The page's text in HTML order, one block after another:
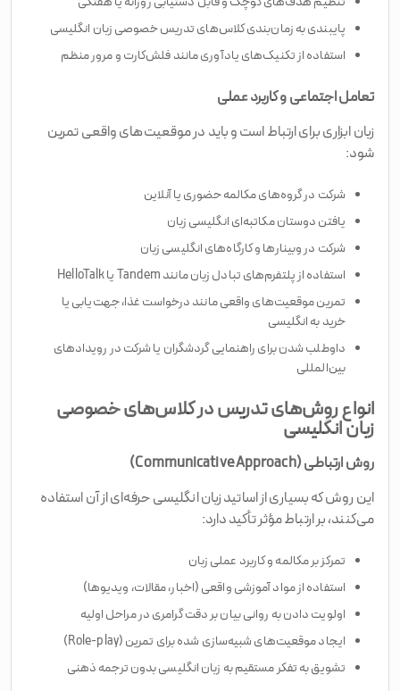
پایبندی به زمان‌بندی کلاس‌های تدریس خصوصی زبان انگلیسی
استفاده از تکنیک‌های یادآوری مانند فلش‌کارت و مرور منظم
تعامل اجتماعی و کاربرد عملی
زبان ابزاری برای ارتباط است و باید در موقعیت‌های واقعی تمرین
شود:
شرکت در گروه‌های مکالمه حضوری یا آنلاین
یافتن دوستان مکاتبه‌ای انگلیسی زبان
شرکت در وبینارها و کارگاه‌های انگلیسی زبان
استفاده از پلتفرم‌های تبادل زبان مانند Tandem یا HelloTalk
تمرین موقعیت‌های واقعی مانند درخواست غذا، جهت‌یابی یا
خرید به انگلیسی
داوطلب شدن برای راهنمایی گردشگران یا شرکت در رویدادهای
بین‌المللی
انواع روش‌های تدریس در کلاس‌های خصوصی
زبان انگلیسی
روش ارتباطی (Communicative Approach)
این روش که بسیاری از اساتید زبان انگلیسی حرفه‌ای از آن استفاده
می‌کنند، بر ارتباط مؤثر تأکید دارد:
تمرکز بر مکالمه و کاربرد عملی زبان
استفاده از مواد آموزشی واقعی (اخبار، مقالات، ویدیوها)
اولویت دادن به روانی بیان بر دقت گرامری در مراحل اولیه
ایجاد موقعیت‌های شبیه‌سازی شده برای تمرین (Role-play)
تشویق به تفکر مستقیم به زبان انگلیسی بدون ترجمه ذهنی